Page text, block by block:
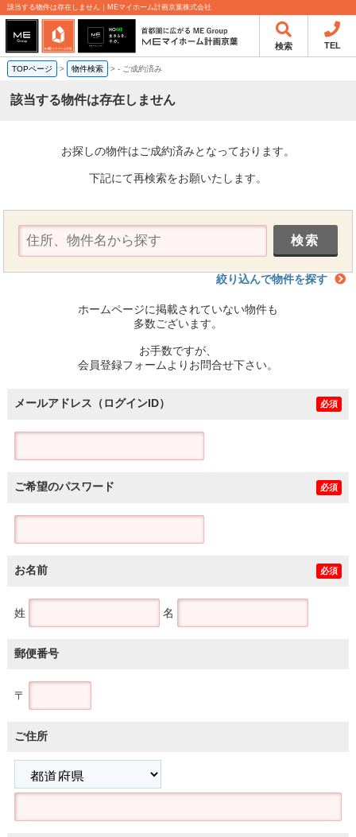
該当する物件は存在しません｜MEマイホーム計画京葉株式会社
検索 TEL
TOPページ > 物件検索 >- ご成約済み
該当する物件は存在しません
お探しの物件はご成約済みとなっております。
下記にて再検索をお願いたします。
絞り込んで物件を探す
ホームページに掲載されていない物件も
多数ございます。
お手数ですが、
会員登録フォームよりお問合せ下さい。
メールアドレス（ログインID） 必須
ご希望のパスワード 必須
お名前 必須
姓 名
郵便番号
〒
ご住所